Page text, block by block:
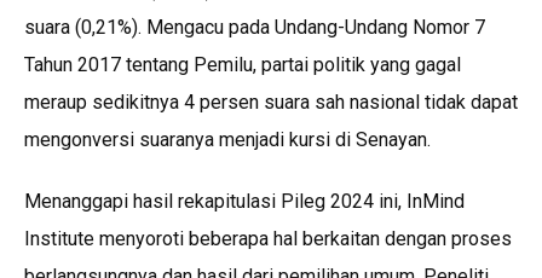
suara (0,21%). Mengacu pada Undang-Undang Nomor 7
Tahun 2017 tentang Pemilu, partai politik yang gagal
meraup sedikitnya 4 persen suara sah nasional tidak dapat
mengonversi suaranya menjadi kursi di Senayan.
Menanggapi hasil rekapitulasi Pileg 2024 ini, InMind
Institute menyoroti beberapa hal berkaitan dengan proses